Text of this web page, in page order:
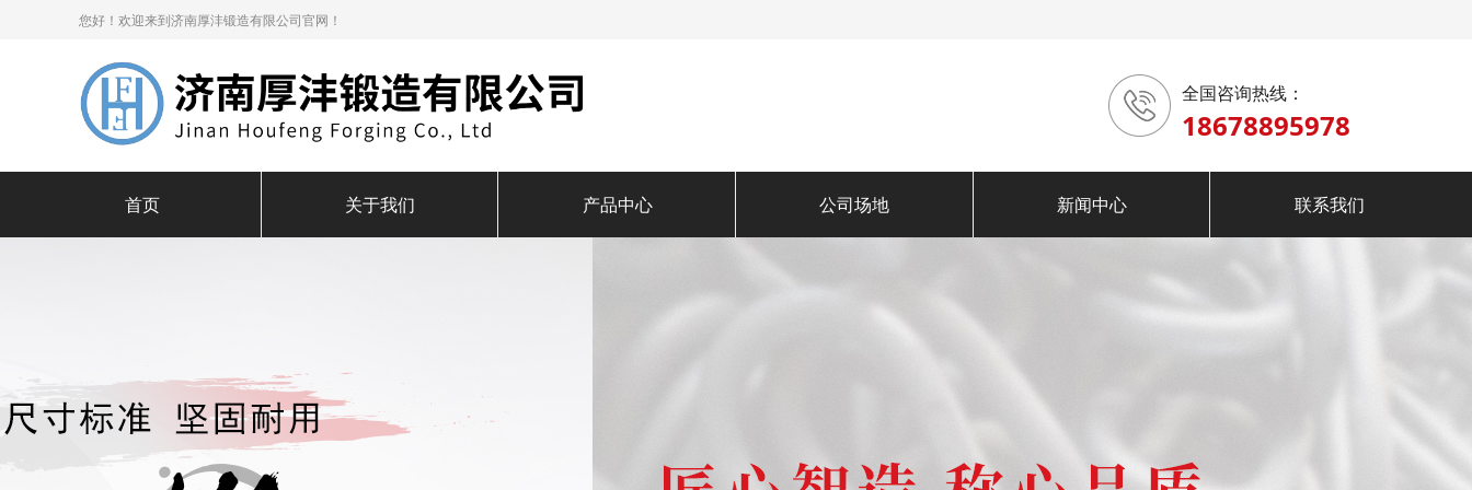
您好！欢迎来到济南厚沣锻造有限公司官网！
全国咨询热线：
18678895978
首页 关于我们 产品中心 公司场地 新闻中心 联系我们